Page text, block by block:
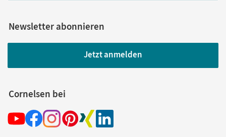
Newsletter abonnieren
Jetzt anmelden
Cornelsen bei